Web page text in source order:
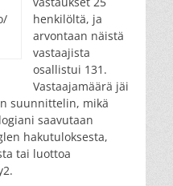
henkilöltä, ja
arvontaan näistä
vastaajista
osallistui 131.
Vastaajamäärä jäi
suunnittelin, mikä
saavutaan
hakutuloksesta,
tai luottoa